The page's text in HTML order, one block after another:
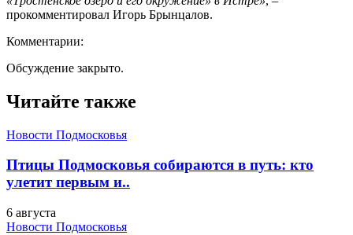
прокомментировал Игорь Брынцалов.
Комментарии:
Обсуждение закрыто.
Читайте также
Новости Подмосковья
Птицы Подмосковья собираются в путь: кто
улетит первым и..
6 августа
Новости Подмосковья